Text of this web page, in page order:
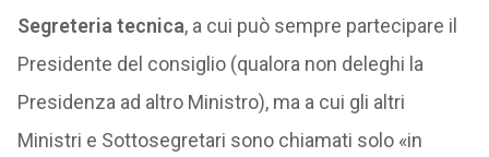
Segreteria tecnica, a cui può sempre partecipare il
Presidente del consiglio (qualora non deleghi la
Presidenza ad altro Ministro), ma a cui gli altri
Ministri e Sottosegretari sono chiamati solo «in